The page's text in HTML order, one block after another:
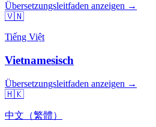
Übersetzungsleitfaden anzeigen →
🇻🇳
Tiếng Việt
Vietnamesisch
Übersetzungsleitfaden anzeigen →
🇭🇰
中文（繁體）